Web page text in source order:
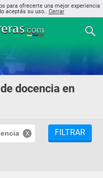
para ofrecerte una mejor experiencia
aceptás su uso.. Cerrar
docencia en
FILTRAR